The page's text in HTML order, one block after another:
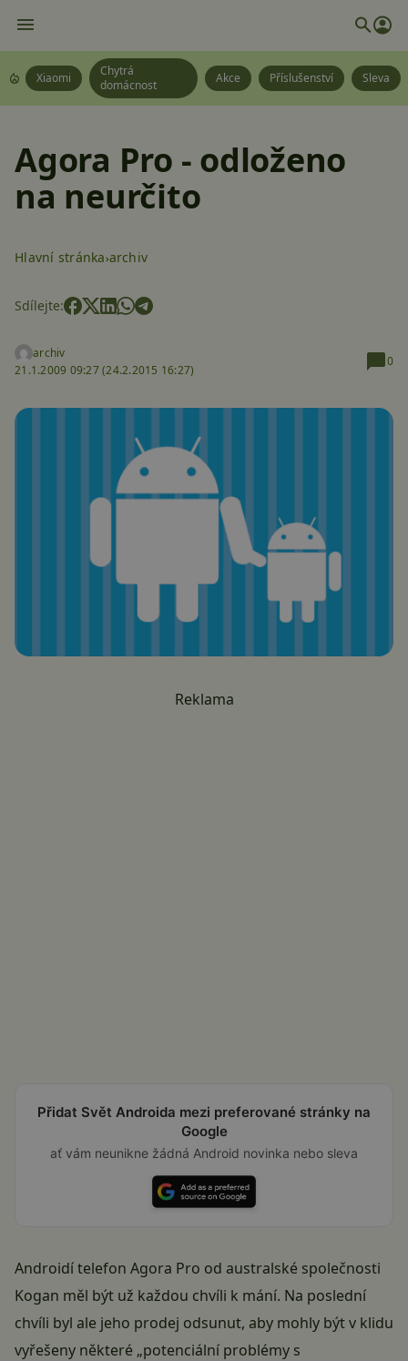
Xiaomi
Chytrá
domácnost
Akce Příslušenství Sleva
Agora Pro - odloženo
na neurčito
Hlavní stránka archiv
Sdílejte:
archiv
21.1.2009 09:27 (24.2.2015 16:27)
0
Reklama
Přidat Svět Androida mezi preferované stránky na
Google
ať vám neunikne žádná Android novinka nebo sleva
Androidí telefon Agora Pro od australské společnosti
Kogan měl být už každou chvíli k mání. Na poslední
chvíli byl ale jeho prodej odsunut, aby mohly být v klidu
vyřešeny některé „potenciální problémy s